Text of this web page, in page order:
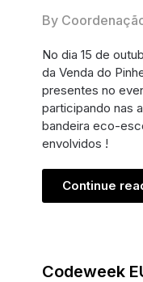
By
No dia 15 de
da Venda do
presentes no
participando nas
bandeira eco-
envolvidos !
Continue
Codeweek